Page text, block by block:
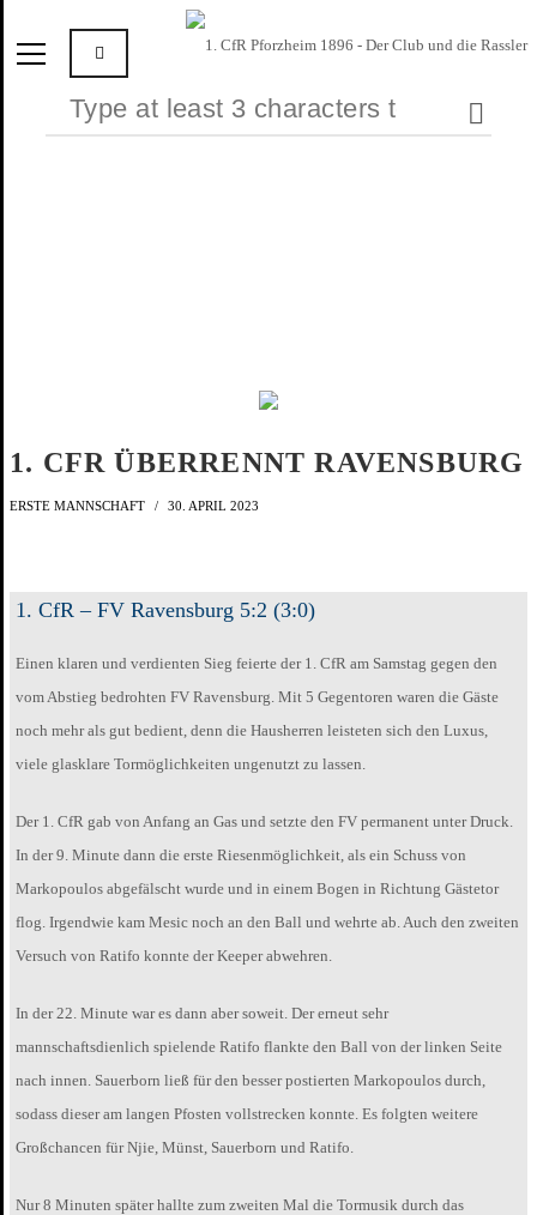
1. CFR ÜBERRENNT RAVENSBURG
ERSTE MANNSCHAFT 30. APRIL 2023
1. CfR – FV Ravensburg 5:2 (3:0)
Einen klaren und verdienten Sieg feierte der 1. CfR am Samstag gegen den
vom Abstieg bedrohten FV Ravensburg. Mit 5 Gegentoren waren die Gäste
noch mehr als gut bedient, denn die Hausherren leisteten sich den Luxus,
viele glasklare Tormöglichkeiten ungenutzt zu lassen.
Der 1. CfR gab von Anfang an Gas und setzte den FV permanent unter Druck.
In der 9. Minute dann die erste Riesenmöglichkeit, als ein Schuss von
Markopoulos abgefälscht wurde und in einem Bogen in Richtung Gästetor
flog. Irgendwie kam Mesic noch an den Ball und wehrte ab. Auch den zweiten
Versuch von Ratifo konnte der Keeper abwehren.
In der 22. Minute war es dann aber soweit. Der erneut sehr
mannschaftsdienlich spielende Ratifo flankte den Ball von der linken Seite
nach innen. Sauerborn ließ für den besser postierten Markopoulos durch,
sodass dieser am langen Pfosten vollstrecken konnte. Es folgten weitere
Großchancen für Njie, Münst, Sauerborn und Ratifo.
Nur 8 Minuten später hallte zum zweiten Mal die Tormusik durch das